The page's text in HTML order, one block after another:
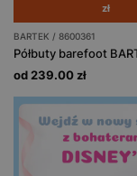
zł
BARTEK / 8600361
od 239.00 zł